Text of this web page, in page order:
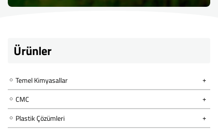
Ürünler
Temel Kimyasallar
CMC
Plastik Çözümleri